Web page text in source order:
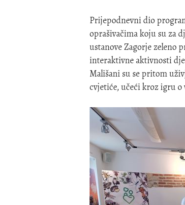
Prijepodnevni dio
oprašivačima koju su za
ustanove Zagorje zeleno
interaktivne aktivnosti
Mališani su se pritom
cvjetiće, učeći kroz igru